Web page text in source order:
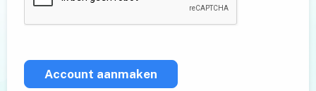
Account aanmaken